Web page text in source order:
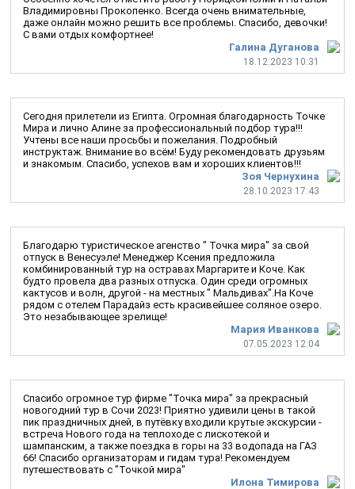
Галина Дуганова
18.12.2023 10:31
Владимировны Прокопенко. Всегда очень внимательные,
даже онлайн можно решить все проблемы. Спасибо, девочки!
С вами отдых комфортнее!
Зоя Чернухина
28.10.2023 17:43
Сегодня прилетели из Египта. Огромная благодарность Точке
Мира и лично Алине за профессиональный подбор тура!!!
Учтены все наши просьбы и пожелания. Подробный
инструктаж. Внимание во всём! Буду рекомендовать друзьям
и знакомым. Спасибо, успехов вам и хороших клиентов!!!
Мария Иванкова
07.05.2023 12:04
Благодарю туристическое агенство " Точка мира" за свой
отпуск в Венесуэле! Менеджер Ксения предложила
комбинированный тур на остравах Маргарите и Коче. Как
будто провела два разных отпуска. Один среди огромных
кактусов и волн, другой - на местных " Мальдивах".На Коче
рядом с отелем Парадайз есть красивейшее соляное озеро.
Это незабывающее зрелище!
Илона Тимирова
Спасибо огромное тур фирме "Точка мира" за прекрасный
новогодний тур в Сочи 2023! Приятно удивили цены в такой
пик праздничных дней, в путёвку входили крутые экскурсии -
встреча Нового года на теплоходе с лискотекой и
шампанским, а также поездка в горы на 33 водопада на ГАЗ
66! Спасибо организаторам и гидам тура! Рекомендуем
путешествовать с "Точкой мира"